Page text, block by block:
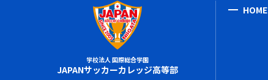
HOME
学校法人 国際総合学園
JAPANサッカーカレッジ高等部